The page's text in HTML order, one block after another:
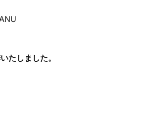
たしました。